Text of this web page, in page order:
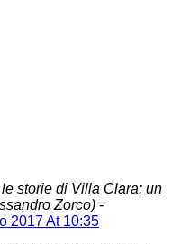
storie di Villa Clara: un
Zorco) -
2017 At 10:35